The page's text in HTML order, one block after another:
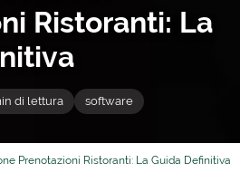
Ristoranti: La
di lettura software
Prenotazioni Ristoranti: La Guida Definitiva